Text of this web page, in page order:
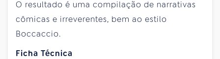
O resultado é uma compilação de narrativas
cômicas e irreverentes, bem ao estilo
Boccaccio.
Ficha Técnica